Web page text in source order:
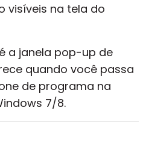
visíveis na tela do
a janela pop-up de
quando você passa
de programa na
7/8.